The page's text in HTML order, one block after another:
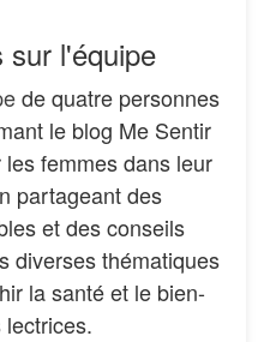
sur l'équipe
de quatre personnes
le blog Me Sentir
femmes dans leur
partageant des
et des conseils
diverses thématiques
la santé et le bien-